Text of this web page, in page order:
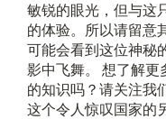
敏锐的眼光，但与这
的体验。所以请留意
可能会看到这位神秘
影中飞舞。 想了解
的知识吗？请关注我
这个令人惊叹国家的